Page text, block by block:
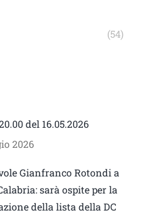
(54)
del 16.05.2026
2026
Gianfranco Rotondi a
sarà ospite per la
della lista della DC